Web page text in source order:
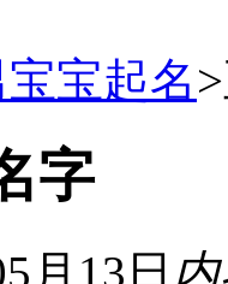
宝起名>
字
月13日